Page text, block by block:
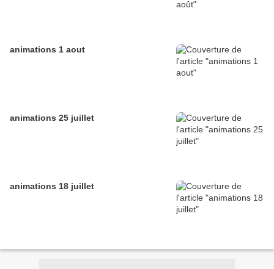
animations 1 aout
animations 25 juillet
animations 18 juillet